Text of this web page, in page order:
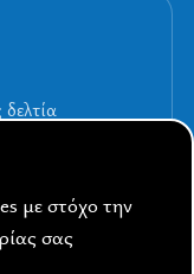
με στόχο την
σας